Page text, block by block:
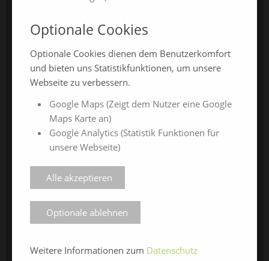
ONLINE-JAHRESMESSEN
ChamlandSchau24
ChamlandVital24
ChamlandBau24
ChamlandCareer24
ÜBER UNS
Veranstalter
Messe-News
Medienspiegel
Instagram
Optionale Cookies
Optionale Cookies dienen dem Benutzerkomfort
und bieten uns Statistikfunktionen, um unsere
Webseite zu verbessern.
Google Maps (Zeigt dem Nutzer eine Google
Maps Karte an)
Google Analytics (Statistik Funktionen für
unsere Webseite)
Alle akzeptieren
Optionale ablehnen
Weitere Informationen zum Datenschutz